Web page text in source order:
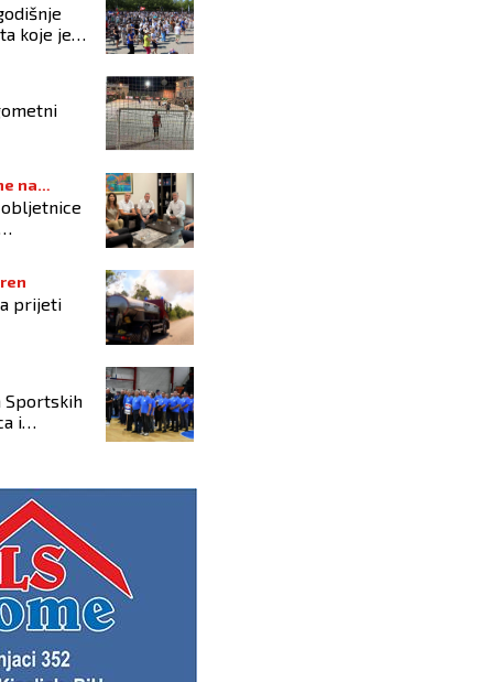
koje je
zemlje
na
obljetnice
prijeti
Sportskih
i
i Dana